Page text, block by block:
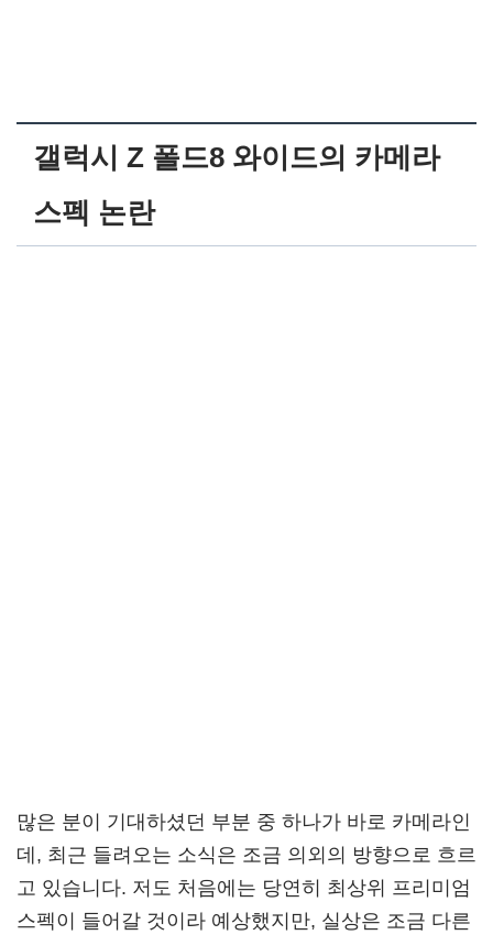
갤럭시 Z 폴드8 와이드의 카메라
스펙 논란
많은 분이 기대하셨던 부분 중 하나가 바로 카메라인
데, 최근 들려오는 소식은 조금 의외의 방향으로 흐르
고 있습니다. 저도 처음에는 당연히 최상위 프리미엄
스펙이 들어갈 것이라 예상했지만, 실상은 조금 다른